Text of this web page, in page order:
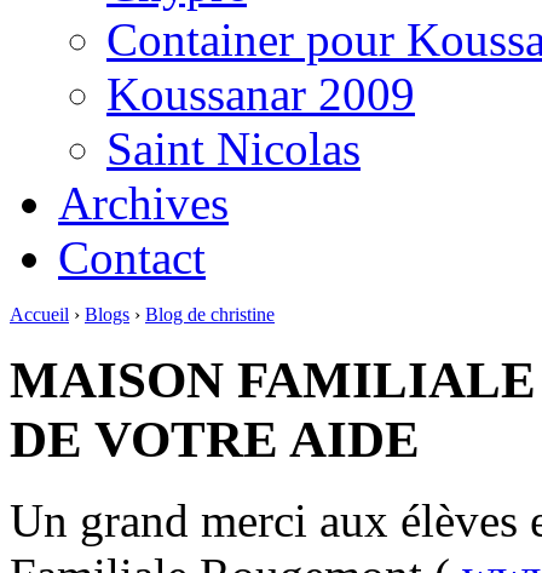
Container pour
Koussanar 2009
Saint Nicolas
Archives
Contact
Accueil › Blogs › Blog de christine
MAISON
DE VOTRE AIDE
Un grand merci aux